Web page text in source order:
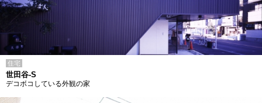
住宅
世田谷-S
デコボコしている外観の家